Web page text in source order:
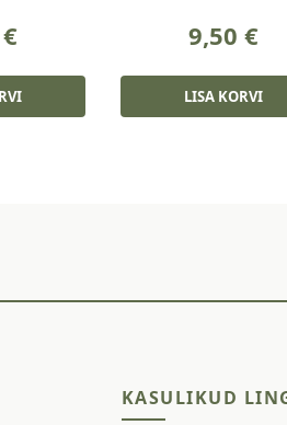
€ 9,50€
LISA KORVI
KASULIKUD